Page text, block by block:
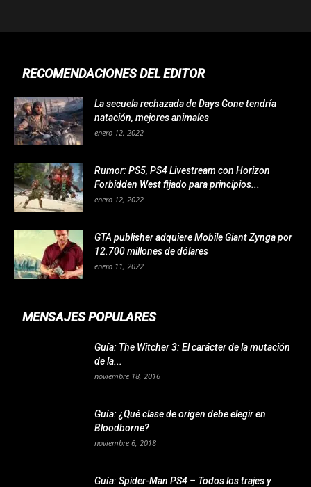
RECOMENDACIONES DEL EDITOR
La secuela rechazada de Days Gone tendría
natación, mejores animales
enero 12, 2022
Rumor: PS5, PS4 Livestream con Horizon
Forbidden West fijado para principios...
enero 12, 2022
GTA publisher adquiere Mobile Giant Zynga por
12.700 millones de dólares
enero 11, 2022
MENSAJES POPULARES
Guía: The Witcher 3: El carácter de la mutación
de la...
noviembre 18, 2016
Guía: ¿Qué clase de origen debe elegir en
Bloodborne?
noviembre 6, 2018
Guía: Spider-Man PS4 – Todos los trajes y